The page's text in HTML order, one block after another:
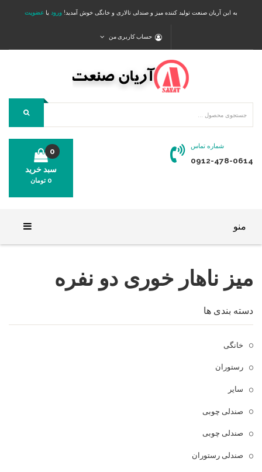
به این آریان صنعت تولید کننده میز و صندلی تالاری و خانگی خوش آمدید! ورود یا عضویت
حساب کاربری من
شماره تماس
0912-478-0614
سبد خرید
0
0 تومان
منو
فروشگاه
تجهیزات تالار و رستوران
مقالات و راهنمای خرید
میز ناهار خوری دو نفره
دسته بندی ها
خانگی
رستوران
سایر
صندلی چوبی
صندلی چوبی
صندلی رستوران